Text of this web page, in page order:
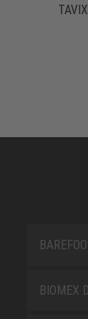
BIOMEX